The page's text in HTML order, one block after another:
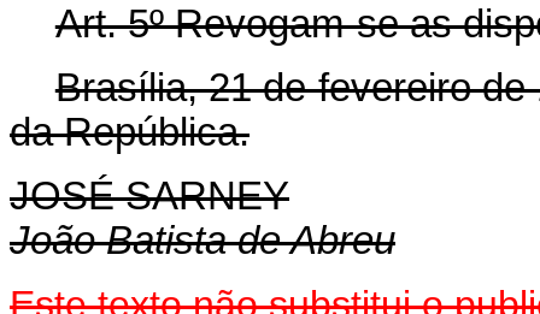
Art. 5º Revogam-se as
Brasília, 21 de fevereiro de
da República.
JOSÉ SARNEY
João Batista de Abreu
Este texto não substitui o